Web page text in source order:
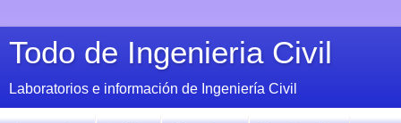
Todo de Ingenieria Civil
Laboratorios e información de Ingeniería Civil